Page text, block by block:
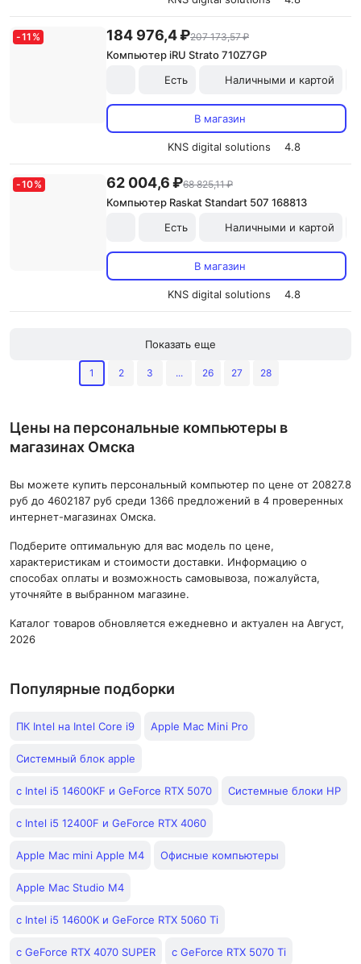
-11 % 184 976,4 ₽207 173,57 ₽
Компьютер iRU Strato 710Z7GP
Есть
Наличными и картой
В магазин
KNS digital solutions 4.8
-10% 62 004,6 ₽68 825,11 ₽
Компьютер Raskat Standart 507 168813
Есть
Наличными и картой
В магазин
KNS digital solutions 4.8
Показать еще
1 2 3 ... 26 27 28
Цены на персональные компьютеры в
магазинах Омска
Вы можете купить персональный компьютер по цене от 20827.8
руб до 4602187 руб среди 1366 предложений в 4 проверенных
интернет-магазинах Омска.
Подберите оптимальную для вас модель по цене,
характеристикам и стоимости доставки. Информацию о
способах оплаты и возможность самовывоза, пожалуйста,
уточняйте в выбранном магазине.
Каталог товаров обновляется ежедневно и актуален на Август,
2026
Популярные подборки
ПК Intel на Intel Core i9 Apple Mac Mini Pro
Системный блок apple
с Intel i5 14600KF и GeForce RTX 5070 Системные блоки HP
с Intel i5 12400F и GeForce RTX 4060
Apple Mac mini Apple M4 Офисные компьютеры
Apple Mac Studio M4
с Intel i5 14600K и GeForce RTX 5060 Ti
с GeForce RTX 4070 SUPER с GeForce RTX 5070 Ti